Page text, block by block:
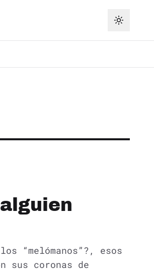
esos
sus coronas de